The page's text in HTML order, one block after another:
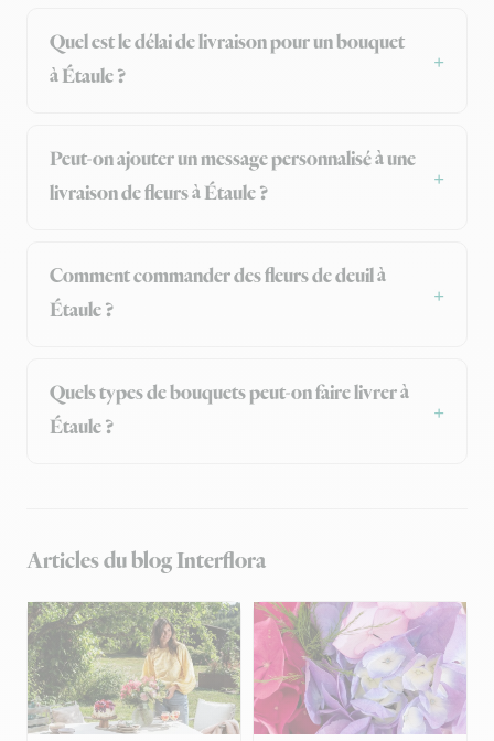
Quel est le délai de livraison pour un bouquet
à Étaule ?
Peut-on ajouter un message personnalisé à une
livraison de fleurs à Étaule ?
Comment commander des fleurs de deuil à
Étaule ?
Quels types de bouquets peut-on faire livrer à
Étaule ?
Articles du blog Interflora